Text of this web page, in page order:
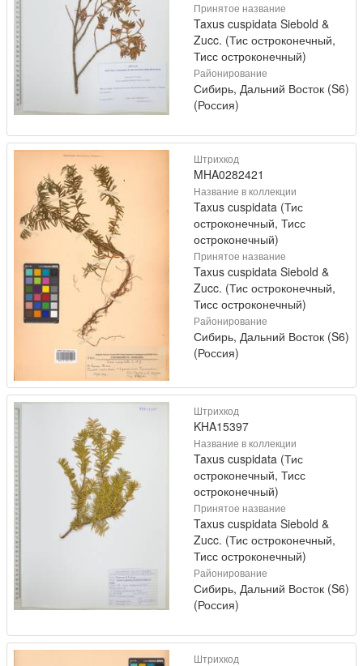
Принятое название
Taxus cuspidata Siebold &
Zucc. (Тис остроконечный,
Тисс остроконечный)
Районирование
Сибирь, Дальний Восток (S6)
(Россия)
Штрихкод
MHA0282421
Название в коллекции
Taxus cuspidata (Тис
остроконечный, Тисс
остроконечный)
Принятое название
Taxus cuspidata Siebold &
Zucc. (Тис остроконечный,
Тисс остроконечный)
Районирование
Сибирь, Дальний Восток (S6)
(Россия)
Штрихкод
KHA15397
Название в коллекции
Taxus cuspidata (Тис
остроконечный, Тисс
остроконечный)
Принятое название
Taxus cuspidata Siebold &
Zucc. (Тис остроконечный,
Тисс остроконечный)
Районирование
Сибирь, Дальний Восток (S6)
(Россия)
Штрихкод